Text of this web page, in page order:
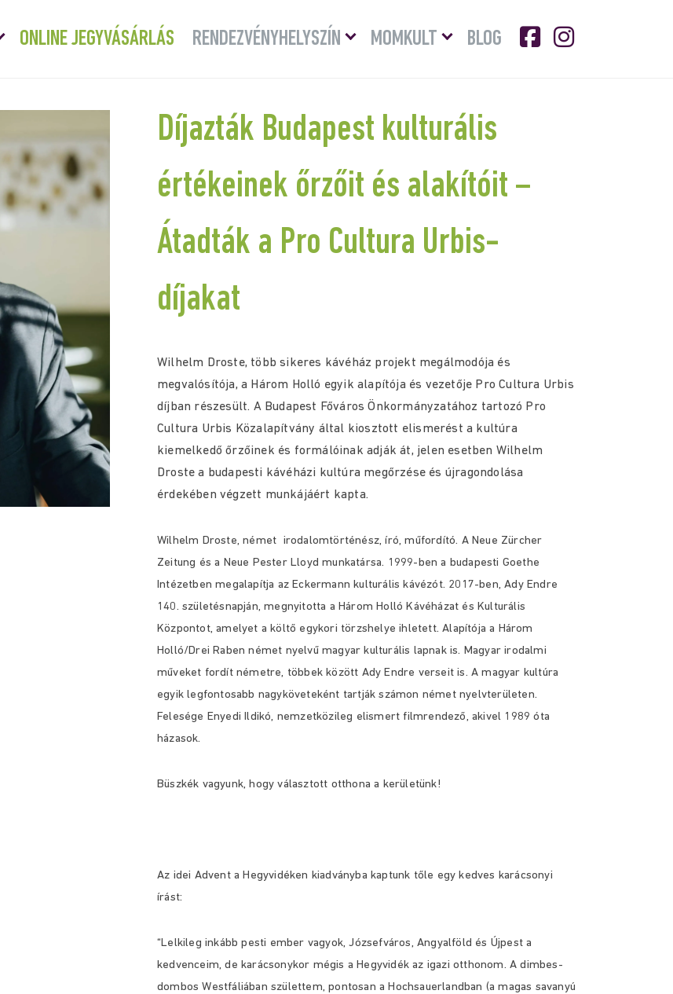
Menü
lenyitása
ONLINE JEGYVÁSÁRLÁS RENDEZVÉNYHELYSZÍN
Menü
lenyitásaMOMKULT
Menü
lenyitása
BLOG
Díjazták Budapest kulturális
értékeinek őrzőit és alakítóit –
Átadták a Pro Cultura Urbis-
díjakat
Wilhelm Droste, több sikeres kávéház projekt megálmodója és
megvalósítója, a Három Holló egyik alapítója és vezetője Pro Cultura Urbis
díjban részesült. A Budapest Főváros Önkormányzatához tartozó Pro
Cultura Urbis Közalapítvány által kiosztott elismerést a kultúra
kiemelkedő őrzőinek és formálóinak adják át, jelen esetben Wilhelm
Droste a budapesti kávéházi kultúra megőrzése és újragondolása
érdekében végzett munkájáért kapta.
Wilhelm Droste, német irodalomtörténész, író, műfordító. A Neue Zürcher
Zeitung és a Neue Pester Lloyd munkatársa. 1999-ben a budapesti Goethe
Intézetben megalapítja az Eckermann kulturális kávézót. 2017-ben, Ady Endre
140. születésnapján, megnyitotta a Három Holló Kávéházat és Kulturális
Központot, amelyet a költő egykori törzshelye ihletett. Alapítója a Három
Holló/Drei Raben német nyelvű magyar kulturális lapnak is. Magyar irodalmi
műveket fordít németre, többek között Ady Endre verseit is. A magyar kultúra
egyik legfontosabb nagyköveteként tartják számon német nyelvterületen.
Felesége Enyedi Ildikó, nemzetközileg elismert filmrendező, akivel 1989 óta
házasok.
Büszkék vagyunk, hogy választott otthona a kerületünk!
Az idei Advent a Hegyvidéken kiadványba kaptunk tőle egy kedves karácsonyi
írást:
“Lelkileg inkább pesti ember vagyok, Józsefváros, Angyalföld és Újpest a
kedvenceim, de karácsonykor mégis a Hegyvidék az igazi otthonom. A dimbes-
dombos Westfáliában születtem, pontosan a Hochsauerlandban (a magas savanyú